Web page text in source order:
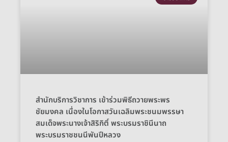
สำนักบริการวิชาการ เข้าร่วมพิธีถวายพระพร
ชัยมงคล เนื่องในโอกาสวันเฉลิมพระชนมพรรษา
สมเด็จพระนางเจ้าสิริกิติ์ พระบรมราชินีนาถ
พระบรมราชชนนีพันปีหลวง